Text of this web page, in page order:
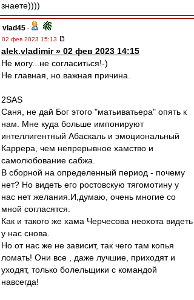
знаете))))
vlad45 -
02 фев 2023 15:13
alek.vladimir » 02 фев 2023 14:15
Не могу...не согласиться!-)
Не главная, но важная причина.
2SAS
Саня, не дай Бог этого "матьиватьера" опять к
нам. Мне куда больше импонируют
интеллигентный Абаскаль и эмоциональный
Каррера, чем непрерывное хамство и
самолюбование сабжа.
В сборной на определенный период - почему
нет? Но видеть его ростовскую тягомотину у
нас нет желания.И,думаю, очень многие со
мной согласятся.
Как и такого же хама Черчесова неохота видеть
у нас снова.
Но от нас же не зависит, так чего там копья
ломать! Они все , даже лучшие, приходят и
уходят, только болельщики с командой
навсегда!